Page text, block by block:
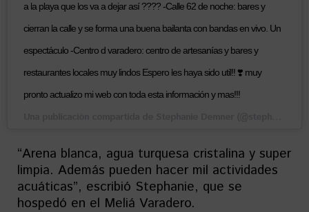
a la playa que los va a dejar así ???? -Calle 62 de noche: bares y
cierran la calle y se forma una buena bailanta con bandas en vivo. Un
espectáculo -Centro d varadero: centro de artesanías y bares y
restaurantes locales muy lindos Espero les haya sido util!! ❣️ muy
pronto actualizo mi web con toda esta información y mas!!!
“Arena blanca, agua turquesa cristalina y super
limpia. Además pueden hacer mil actividades
acuáticas”, escribió Stephanie, que se
hospedó en el Meliá Varadero.